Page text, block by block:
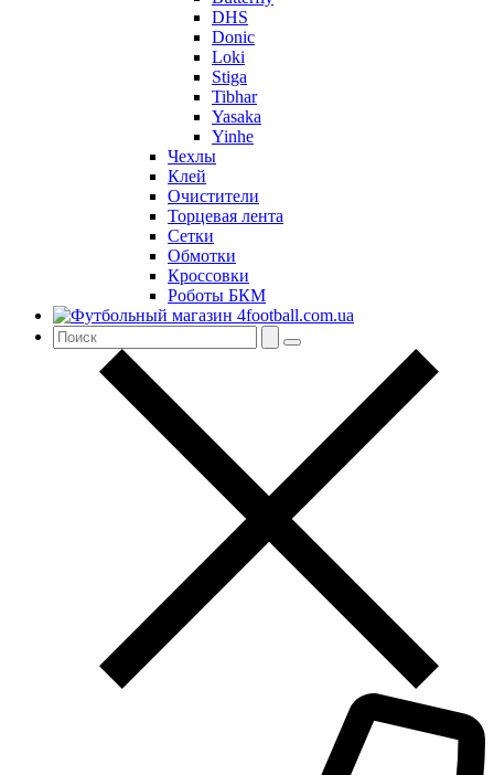
DHS
Donic
Loki
Stiga
Tibhar
Yasaka
Yinhe
Чехлы
Клей
Очистители
Торцевая лента
Сетки
Обмотки
Кроссовки
Роботы БКМ